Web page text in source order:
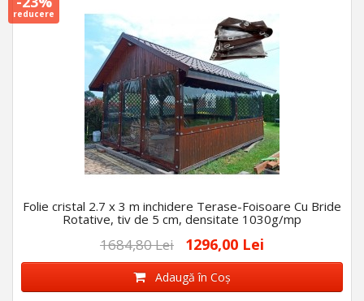
reducere
Folie cristal 2.7 x 3 m inchidere Terase-Foisoare Cu Bride
Rotative, tiv de 5 cm, densitate 1030g/mp
1684,80 Lei 1296,00 Lei
Adaugă în Coş